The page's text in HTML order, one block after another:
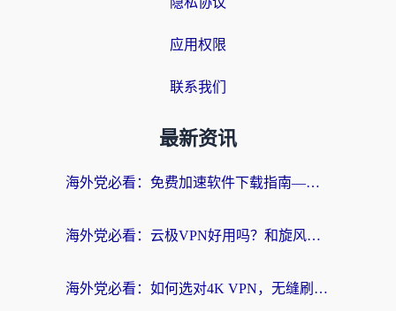
应用权限
联系我们
最新资讯
海外党必看：免费加速软件下载指南——无缝访问国内资源的正确打开方式
海外党必看：云极VPN好用吗？和旋风VPN对比哪个回国效果更好？附真实体验+选择攻略
海外党必看：如何选对4K VPN，无缝刷国内剧听网易云？